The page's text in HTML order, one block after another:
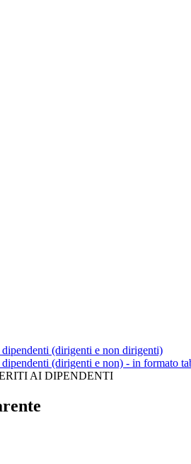
(dirigenti e non dirigenti)
(dirigenti e non) - in formato
AI DIPENDENTI